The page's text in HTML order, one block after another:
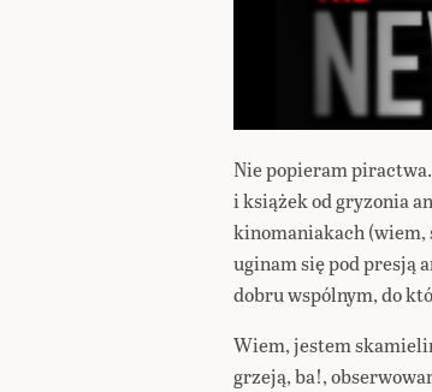
Nie popieram
i książek od gryzonia
kinomaniakach (wiem,
uginam się pod presją
dobru wspólnym, do
Wiem, jestem
grzeją, ba!,